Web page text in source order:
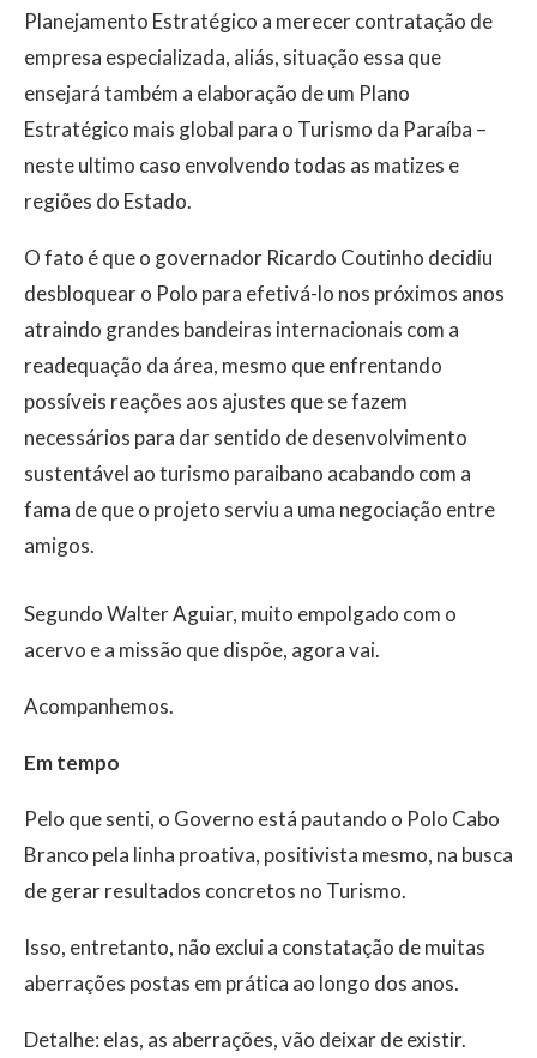
Planejamento Estratégico a merecer contratação de
empresa especializada, aliás, situação essa que
ensejará também a elaboração de um Plano
Estratégico mais global para o Turismo da Paraíba –
neste ultimo caso envolvendo todas as matizes e
regiões do Estado.
O fato é que o governador Ricardo Coutinho decidiu
desbloquear o Polo para efetivá-lo nos próximos anos
atraindo grandes bandeiras internacionais com a
readequação da área, mesmo que enfrentando
possíveis reações aos ajustes que se fazem
necessários para dar sentido de desenvolvimento
sustentável ao turismo paraibano acabando com a
fama de que o projeto serviu a uma negociação entre
amigos.
Segundo Walter Aguiar, muito empolgado com o
acervo e a missão que dispõe, agora vai.
Acompanhemos.
Em tempo
Pelo que senti, o Governo está pautando o Polo Cabo
Branco pela linha proativa, positivista mesmo, na busca
de gerar resultados concretos no Turismo.
Isso, entretanto, não exclui a constatação de muitas
aberrações postas em prática ao longo dos anos.
Detalhe: elas, as aberrações, vão deixar de existir.